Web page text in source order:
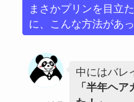
まさかプリンを目立
に、こんな方法があ
中にはバレ
「半年ヘ